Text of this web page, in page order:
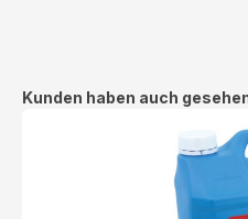
Produktgalerie überspringen
Kunden haben auch